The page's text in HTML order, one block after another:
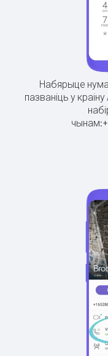
Набярыце
пазваніць у
чынам:+